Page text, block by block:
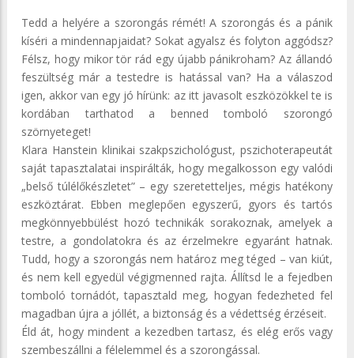
Tedd a helyére a szorongás rémét! A szorongás és a pánik
kíséri a mindennapjaidat? Sokat agyalsz és folyton aggódsz?
Félsz, hogy mikor tör rád egy újabb pánikroham? Az állandó
feszültség már a testedre is hatással van? Ha a válaszod
igen, akkor van egy jó hírünk: az itt javasolt eszközökkel te is
kordában tarthatod a benned tomboló szorongó
szörnyeteget!
Klara Hanstein klinikai szakpszichológust, pszichoterapeutát
saját tapasztalatai inspirálták, hogy megalkosson egy valódi
„belső túlélőkészletet” – egy szeretetteljes, mégis hatékony
eszköztárat. Ebben meglepően egyszerű, gyors és tartós
megkönnyebbülést hozó technikák sorakoznak, amelyek a
testre, a gondolatokra és az érzelmekre egyaránt hatnak.
Tudd, hogy a szorongás nem határoz meg téged – van kiút,
és nem kell egyedül végigmenned rajta. Állítsd le a fejedben
tomboló tornádót, tapasztald meg, hogyan fedezheted fel
magadban újra a jóllét, a biztonság és a védettség érzéseit.
Éld át, hogy mindent a kezedben tartasz, és elég erős vagy
szembeszállni a félelemmel és a szorongással.